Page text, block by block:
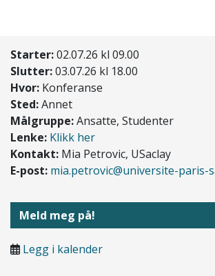
Starter:02.07.26 kl 09.00
Slutter:03.07.26 kl 18.00
Hvor: Konferanse
Sted:Annet
Målgruppe:Ansatte, Studenter
Lenke: Klikk her
Kontakt: Mia Petrovic, USaclay
E-post: mia.petrovic@universite-paris-
Meld meg på!
Legg i kalender